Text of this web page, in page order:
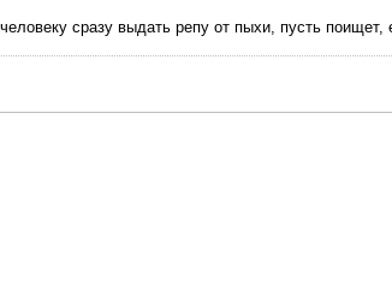
сразу выдать репу от пыхи, пусть